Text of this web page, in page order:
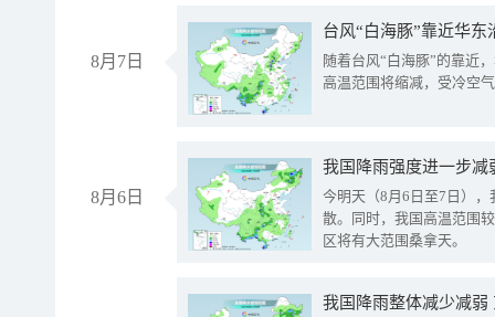
8月7日
台风“白海豚”靠近华
随着台风“白海豚”的靠近
高温范围将缩减，受冷空
8月6日
今明天（8月6日至7日）
散。同时，我国高温范围
区将有大范围桑拿天。
我国降雨整体减少减弱